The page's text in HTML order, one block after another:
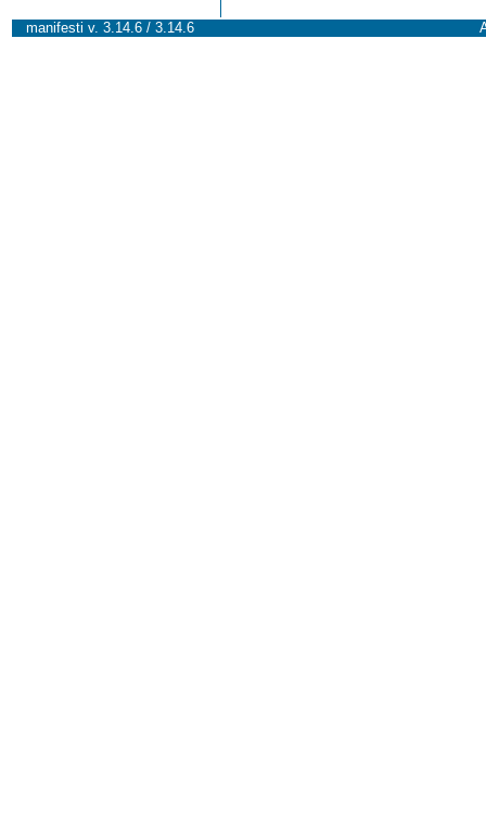
manifesti v. 3.14.6 / 3.14.6